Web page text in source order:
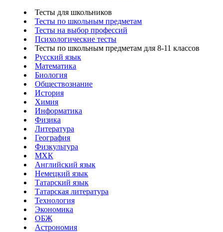
Тесты для школьников
Тесты по школьным предметам
Тесты на выбор профессий
Психологические тесты
Тесты по школьным предметам для 8-11 классов
Русский язык
Математика
Биология
Обществознание
История
Химия
Информатика
Физика
Литература
География
Физкультура
МХК
Английский язык
Немецкий язык
Татарский язык
Татарская литература
Технология
Экономика
ОБЖ
Астрономия